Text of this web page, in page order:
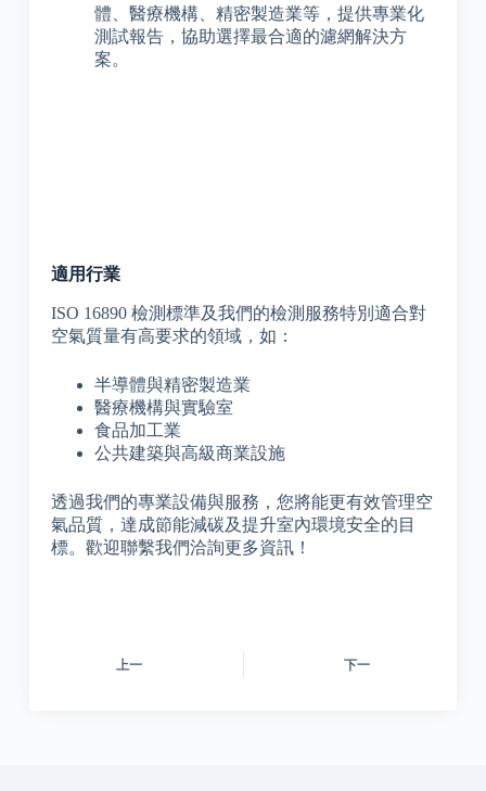
體、醫療機構、精密製造業等，提供專業化
測試報告，協助選擇最合適的濾網解決方
案。
適用行業
ISO 16890 檢測標準及我們的檢測服務特別適合對
空氣質量有高要求的領域，如：
半導體與精密製造業
醫療機構與實驗室
食品加工業
公共建築與高級商業設施
透過我們的專業設備與服務，您將能更有效管理空
氣品質，達成節能減碳及提升室內環境安全的目
標。歡迎聯繫我們洽詢更多資訊！
上一 下一